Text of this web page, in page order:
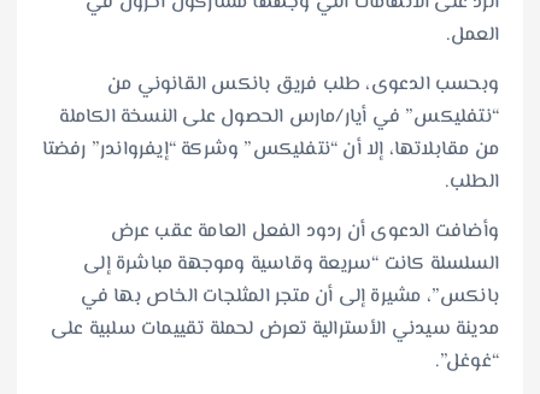
العمل.
وبحسب الدعوى، طلب فريق بانكس القانوني من
“نتفليكس” في أيار/مارس الحصول على النسخة الكاملة
من مقابلاتها، إلا أن “نتفليكس” وشركة “إيفرواندر” رفضتا
الطلب.
وأضافت الدعوى أن ردود الفعل العامة عقب عرض
السلسلة كانت “سريعة وقاسية وموجهة مباشرة إلى
بانكس”، مشيرة إلى أن متجر المثلجات الخاص بها في
مدينة سيدني الأسترالية تعرض لحملة تقييمات سلبية على
“غوغل”.